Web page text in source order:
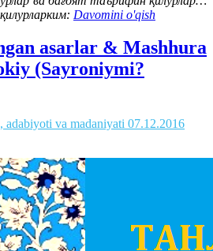
Davomini o'qish
asarlar & Mashhura
(Sayroniymi?
adabiyoti va madaniyati 07.12.2016